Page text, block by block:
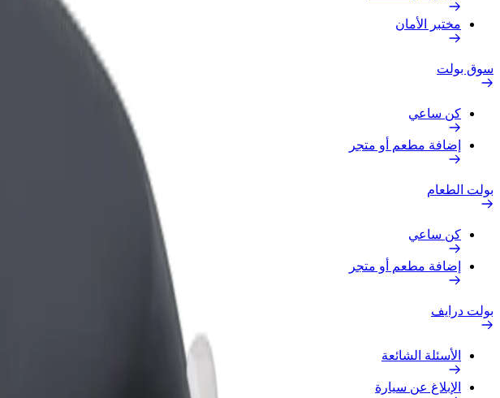
مختبر الأمان
سوق بولت
كن ساعي
إضافة مطعم أو متجر
بولت الطعام
كن ساعي
إضافة مطعم أو متجر
بولت درايف
الأسئلة الشائعة
الإبلاغ عن سيارة